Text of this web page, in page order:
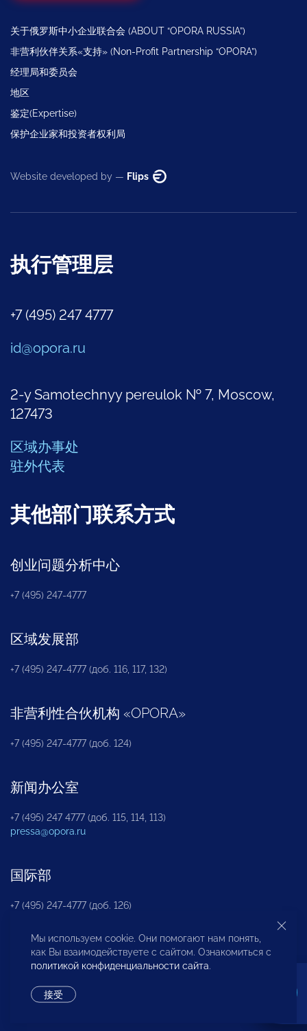
关于俄罗斯中小企业联合会 (ABOUT “OPORA RUSSIA”)
非营利伙伴关系«支持» (Non-Profit Partnership “OPORA”)
经理局和委员会
地区
鉴定(Expertise)
保护企业家和投资者权利局
Website developed by — Flips
执行管理层
+7 (495) 247 4777
id@opora.ru
2-y Samotechnyy pereulok № 7, Moscow,
127473
区域办事处
驻外代表
其他部门联系方式
创业问题分析中心
+7 (495) 247-4777
区域发展部
+7 (495) 247-4777 (доб. 116, 117, 132)
非营利性合伙机构 «OPORA»
+7 (495) 247-4777 (доб. 124)
新闻办公室
+7 (495) 247 4777 (доб. 115, 114, 113)
pressa@opora.ru
国际部
+7 (495) 247-4777 (доб. 126)
商投权益保护部
Мы используем cookie. Они помогают нам понять,
как Вы взаимодействуете с сайтом. Ознакомиться с
политикой конфиденциальности сайта.
接受